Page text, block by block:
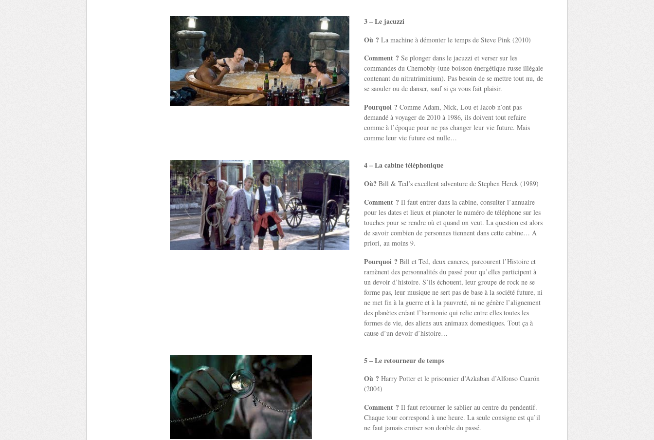
3 – Le jacuzzi
Où ? La machine à démonter le temps de Steve Pink (2010)
Comment ? Se plonger dans le jacuzzi et verser sur les
commandes du Chernobly (une boisson énergétique russe illégale
contenant du nitratriminium). Pas besoin de se mettre tout nu, de
se saouler ou de danser, sauf si ça vous fait plaisir.
Pourquoi ? Comme Adam, Nick, Lou et Jacob n’ont pas
demandé à voyager de 2010 à 1986, ils doivent tout refaire
comme à l’époque pour ne pas changer leur vie future. Mais
comme leur vie future est nulle…
4 – La cabine téléphonique
Où? Bill & Ted’s excellent adventure de Stephen Herek (1989)
Comment ? Il faut entrer dans la cabine, consulter l’annuaire
pour les dates et lieux et pianoter le numéro de téléphone sur les
touches pour se rendre où et quand on veut. La question est alors
de savoir combien de personnes tiennent dans cette cabine… A
priori, au moins 9.
Pourquoi ? Bill et Ted, deux cancres, parcourent l’Histoire et
ramènent des personnalités du passé pour qu’elles participent à
un devoir d’histoire. S’ils échouent, leur groupe de rock ne se
forme pas, leur musique ne sert pas de base à la société future, ni
ne met fin à la guerre et à la pauvreté, ni ne génère l’alignement
des planètes créant l’harmonie qui relie entre elles toutes les
formes de vie, des aliens aux animaux domestiques. Tout ça à
cause d’un devoir d’histoire…
5 – Le retourneur de temps
Où ? Harry Potter et le prisonnier d’Azkaban d’Alfonso Cuarón
(2004)
Comment ? Il faut retourner le sablier au centre du pendentif.
Chaque tour correspond à une heure. La seule consigne est qu’il
ne faut jamais croiser son double du passé.